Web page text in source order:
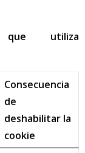
utiliza
Consecuencia
de
deshabilitar la
cookie